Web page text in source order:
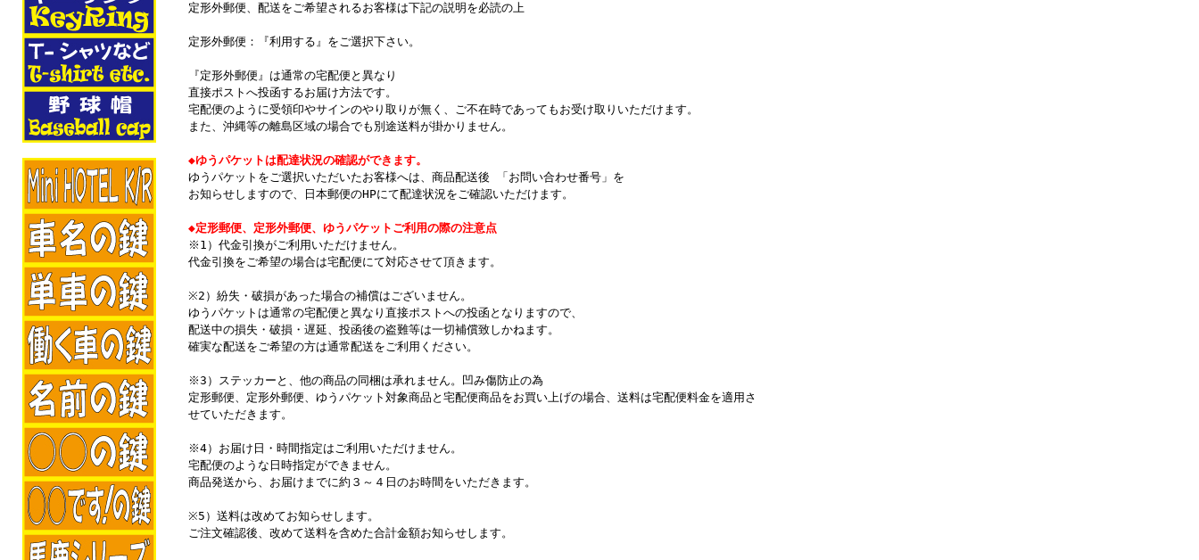
定形外郵便、配送をご希望されるお客様は下記の説明を必読の上
定形外郵便：『利用する』をご選択下さい。
『定形外郵便』は通常の宅配便と異なり
直接ポストへ投函するお届け方法です。
宅配便のように受領印やサインのやり取りが無く、ご不在時であってもお受け取りいただけます。
また、沖縄等の離島区域の場合でも別途送料が掛かりません。
◆ゆうパケットは配達状況の確認ができます。
ゆうパケットをご選択いただいたお客様へは、商品配送後 「お問い合わせ番号」を
お知らせしますので、日本郵便のHPにて配達状況をご確認いただけます。
◆定形郵便、定形外郵便、ゆうパケットご利用の際の注意点
※1）代金引換がご利用いただけません。
代金引換をご希望の場合は宅配便にて対応させて頂きます。
※2）紛失・破損があった場合の補償はございません。
ゆうパケットは通常の宅配便と異なり直接ポストへの投函となりますので、
配送中の損失・破損・遅延、投函後の盗難等は一切補償致しかねます。
確実な配送をご希望の方は通常配送をご利用ください。
※3）ステッカーと、他の商品の同梱は承れません。凹み傷防止の為
定形郵便、定形外郵便、ゆうパケット対象商品と宅配便商品をお買い上げの場合、送料は宅配便料金を適用さ
せていただきます。
※4）お届け日・時間指定はご利用いただけません。
宅配便のような日時指定ができません。
商品発送から、お届けまでに約３～４日のお時間をいただきます。
※5）送料は改めてお知らせします。
ご注文確認後、改めて送料を含めた合計金額お知らせします。